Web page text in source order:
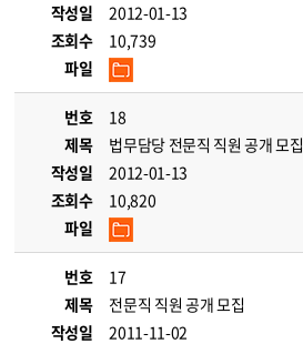
작성일
2012-01-13
조회수
10,739
파일
번호
18
제목
법무담당 전문직 직원 공개 모집
작성일
2012-01-13
조회수
10,820
파일
번호
17
제목
전문직 직원 공개 모집
작성일
2011-11-02